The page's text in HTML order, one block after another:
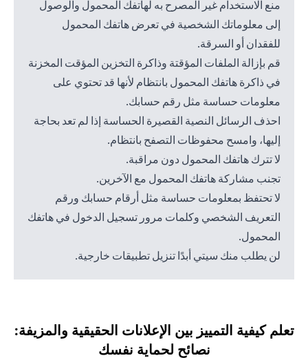
منع الاستخدام غير المصرح به لهاتفك المحمول والوصول
إلى معلوماتك الشخصية في تعرض هاتفك المحمول
للفقدان أو السرقة.
قم بإزالة الملفات المؤقتة وذاكرة التخزين المؤقت المخزنة
في ذاكرة هاتفك المحمول بانتظام لأنها قد تحتوي على
معلومات حساسة مثل رقم حسابك.
احذف الرسائل النصية القصيرة الحساسة إذا لم تعد بحاجة
إليها، وامسح محفوظات التصفح بانتظام.
لا تترك هاتفك المحمول دون مراقبة.
تجنب مشاركة هاتفك المحمول مع الآخرين.
لا تحتفظ بمعلومات حساسة مثل أرقام حسابك ورقم
التعريف الشخصي وكلمات مرور تسجيل الدخول في هاتفك
المحمول.
لن يطلب منك سيتي أبدًا تنزيل تطبيقات خارجية.
تعلم كيفية التمييز بين الإعلانات الحقيقية والمزيفة:
نصائح لحماية نفسك